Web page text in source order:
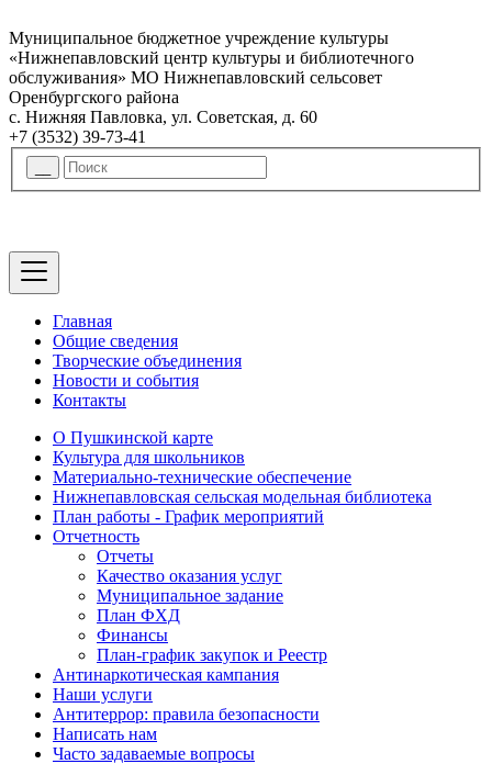
Муниципальное бюджетное учреждение культуры
«Нижнепавловский центр культуры и библиотечного
обслуживания» МО Нижнепавловский сельсовет
Оренбургского района
с. Нижняя Павловка, ул. Советская, д. 60
+7 (3532) 39-73-41
Главная
Общие сведения
Творческие объединения
Новости и события
Контакты
О Пушкинской карте
Культура для школьников
Материально-технические обеспечение
Нижнепавловская сельская модельная библиотека
План работы - График мероприятий
Отчетность
Отчеты
Качество оказания услуг
Муниципальное задание
План ФХД
Финансы
План-график закупок и Реестр
Антинаркотическая кампания
Наши услуги
Антитеррор: правила безопасности
Написать нам
Часто задаваемые вопросы